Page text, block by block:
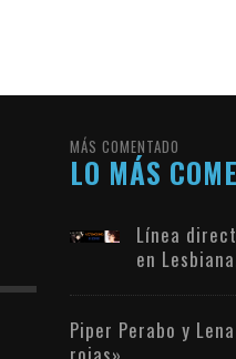
MÁS COMENTADO
LO MÁS
Línea
en
Piper Perabo y